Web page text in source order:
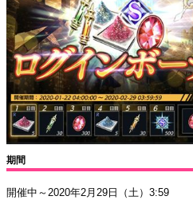
期間
開催中～2020年2月29日（土）3:59